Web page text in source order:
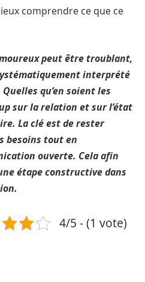
comprendre ce que ce
peut être troublant,
interprété
qu’en soient les
sur la relation et sur l’état
La clé est de rester
besoins tout en
ouverte. Cela afin
étape constructive dans
4/5 - (1 vote)